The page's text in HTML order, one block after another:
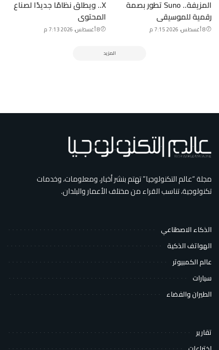
المزيفة.. Suno تطور بصمة
رقمية للموسيقى
8 أغسطس، 2026 7:15 م
X.. ويطلق نظامًا جديدًا لصناع
المحتوى
8 أغسطس، 2026 7:13 م
المزيد
مجلة “عالم التكنولوجيا” تهتم بنشر أخبار، ومعلومات، وخدمات
تكنولوجية، تناسب القراء من مختلف الأعمار والبلدان.
الذكاء الاصطناعي
الهواتف الذكية
عالم الكمبيوتر
سيارات
الطيران والفضاء
تقارير